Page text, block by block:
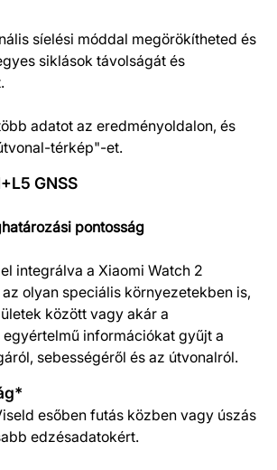
síelési móddal megörökítheted és
siklások távolságát és
adatot az eredményoldalon, és
térkép"-et.
GNSS
pontosság
integrálva a Xiaomi Watch 2
olyan speciális környezetekben is,
között vagy akár a
információkat gyűjt a
sebességéről és az útvonalról.
esőben futás közben vagy úszás
edzésadatokért.